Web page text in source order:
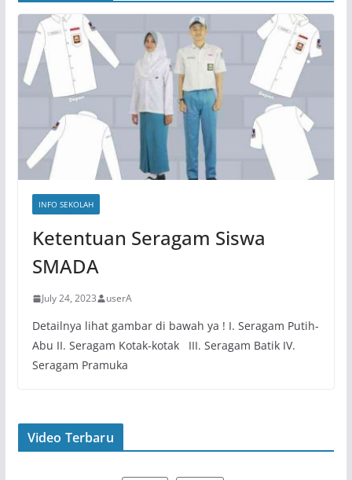
INFO SEKOLAH
Ketentuan Seragam Siswa
SMADA
July 24, 2023 userA
Detailnya lihat gambar di bawah ya ! I. Seragam Putih-
Abu II. Seragam Kotak-kotak III. Seragam Batik IV.
Seragam Pramuka
Video Terbaru